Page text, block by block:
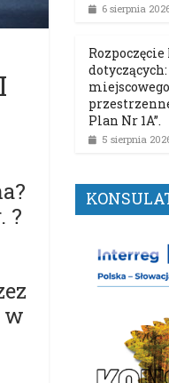
?
w
6 sierpnia
Plan Nr 1A”.
5 sierpnia